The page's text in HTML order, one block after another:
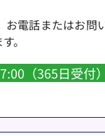
電話またはお問
。
（365日受付）